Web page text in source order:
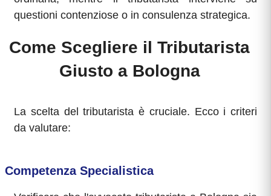
questioni contenziose o in consulenza strategica.
Come Scegliere il Tributarista
Giusto a Bologna
La scelta del tributarista è cruciale. Ecco i criteri
da valutare:
Competenza Specialistica